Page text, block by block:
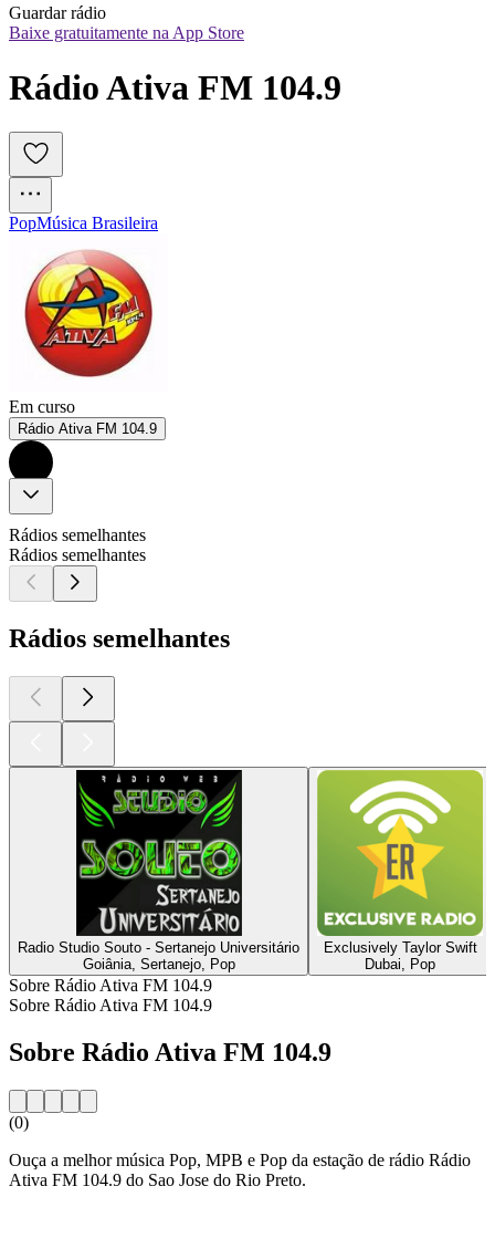
Guardar rádio
Baixe gratuitamente na App Store
Rádio Ativa FM 104.9
PopMúsica Brasileira
Em curso
Rádio Ativa FM 104.9
Rádios semelhantes
Rádios semelhantes
Rádios semelhantes
Radio Studio Souto - Sertanejo Universitário
Goiânia, Sertanejo, Pop
Exclusively Taylor Swift
Dubai, Pop
Sobre Rádio Ativa FM 104.9
Sobre Rádio Ativa FM 104.9
Sobre Rádio Ativa FM 104.9
(0)
Ouça a melhor música Pop, MPB e Pop da estação de rádio Rádio
Ativa FM 104.9 do Sao Jose do Rio Preto.